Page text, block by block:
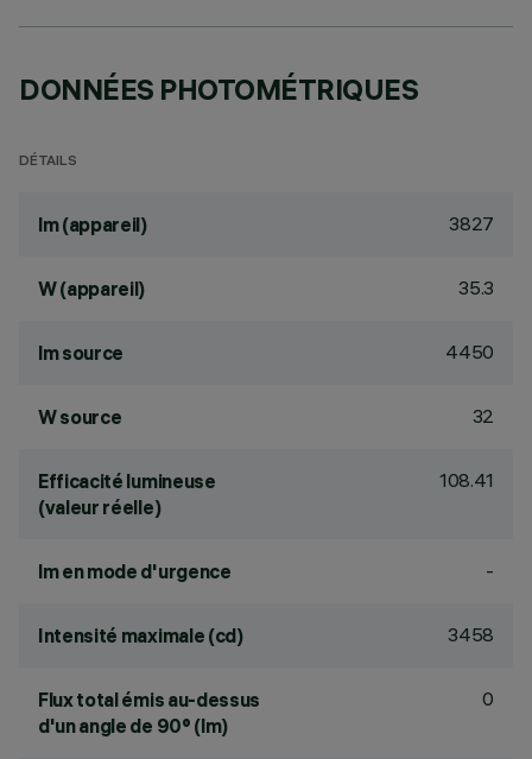
DONNÉES PHOTOMÉTRIQUES
DÉTAILS
lm (appareil) 3827
W (appareil) 35.3
lm source 4450
W source 32
Efficacité lumineuse
(valeur réelle)
108.41
lm en mode d'urgence -
Intensité maximale (cd) 3458
Flux total émis au-dessus
d'un angle de 90° (lm)
0